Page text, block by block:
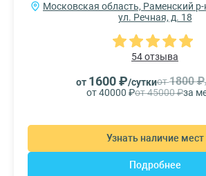
Московская область, Раменский р-
ул. Речная, д. 18
54 отзыва
от 1600 ₽/суткиот1800 ₽
от 40000 ₽от 45000 ₽за
Узнать наличие мест
Подробнее